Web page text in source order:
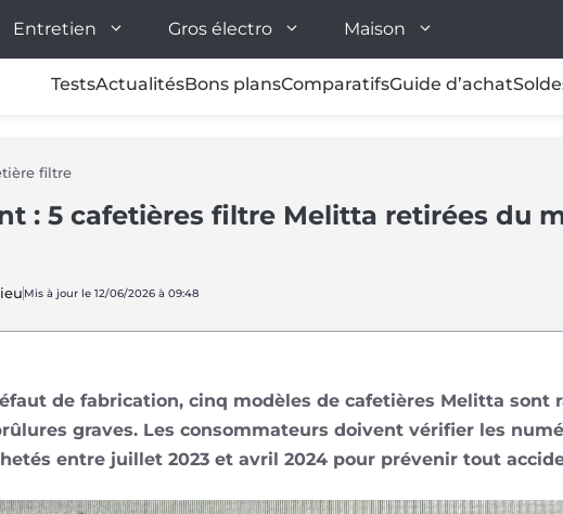
Entretien Gros électro Maison
TestsActualitésBons plansComparatifsGuide d’achat
filtre
: 5 cafetières filtre Melitta retirées du
Mis à jour le 12/06/2026 à 09:48
de fabrication, cinq modèles de cafetières Melitta sont
graves. Les consommateurs doivent vérifier les
entre juillet 2023 et avril 2024 pour prévenir tout